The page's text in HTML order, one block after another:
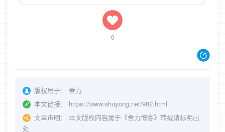
0
版权属于：
舍力
本文链接：
https://www.shuyong.net/982.html
文章声明：
本文版权内容属于《舍力博客》转载请标明出
处